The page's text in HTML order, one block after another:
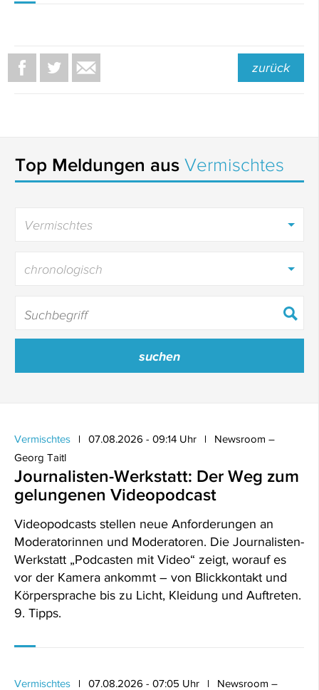
zurück
Top Meldungen aus Vermischtes
Vermischtes
chronologisch
Vermischtes 07.08.2026 - 09:14 Uhr
Newsroom –
Georg Taitl
Journalisten-Werkstatt: Der Weg zum
gelungenen Videopodcast
Videopodcasts stellen neue Anforderungen an
Moderatorinnen und Moderatoren. Die Journalisten-
Werkstatt „Podcasten mit Video“ zeigt, worauf es
vor der Kamera ankommt – von Blickkontakt und
Körpersprache bis zu Licht, Kleidung und Auftreten.
9. Tipps.
Vermischtes 07.08.2026 - 07:05 Uhr
Newsroom –